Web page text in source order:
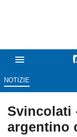
NOTIZIE
Svincolati
argentino